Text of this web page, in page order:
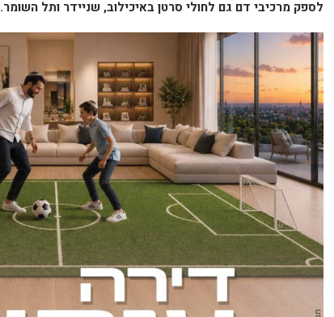
לספק מרכיבי דם גם לחולי סרטן באיכילוב, שניידר ותל השומר.